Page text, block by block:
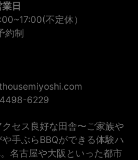
日
不定休）
約制
6229
セス良好な田舎〜ご家族や
手ぶらBBQができる体験ハ
名古屋や大阪といった都市